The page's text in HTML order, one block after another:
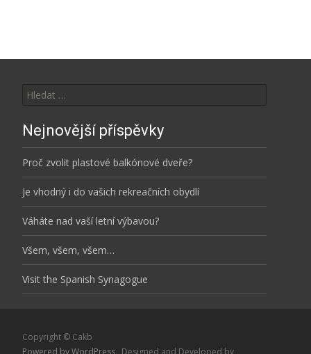
Nejnovější příspěvky
Proč zvolit plastové balkónové dveře?
Je vhodný i do vašich rekreačních obydlí
Váháte nad vaší letní výbavou?
Všem, všem, všem…
Visit the Spanish Synagogue
Copyright © Cakb